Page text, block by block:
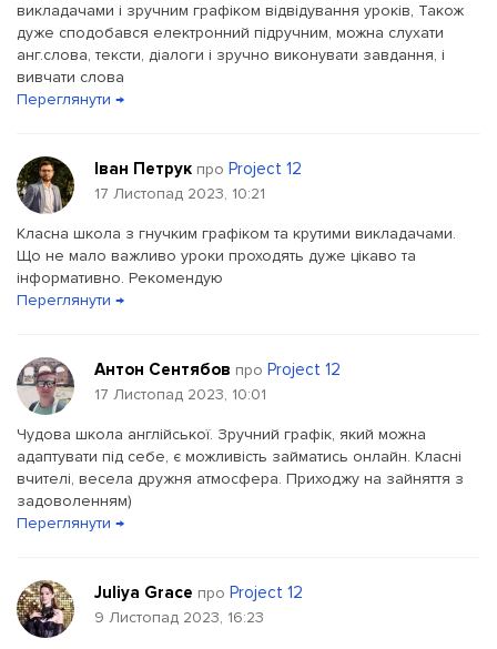
викладачами і зручним графіком відвідування уроків, Також
дуже сподобався електронний підручним, можна слухати
анг.слова, тексти, діалоги і зручно виконувати завдання, і
вивчати слова
Переглянути →
Іван Петрук про Project 12
17 Листопад 2023, 10:21
Класна школа з гнучким графіком та крутими викладачами.
Що не мало важливо уроки проходять дуже цікаво та
інформативно. Рекомендую
Переглянути →
Антон Сентябов про Project 12
17 Листопад 2023, 10:01
Чудова школа англійської. Зручний графік, який можна
адаптувати під себе, є можливість займатись онлайн. Класні
вчителі, весела дружня атмосфера. Приходжу на зайняття з
задоволенням)
Переглянути →
Juliya Grace про Project 12
9 Листопад 2023, 16:23